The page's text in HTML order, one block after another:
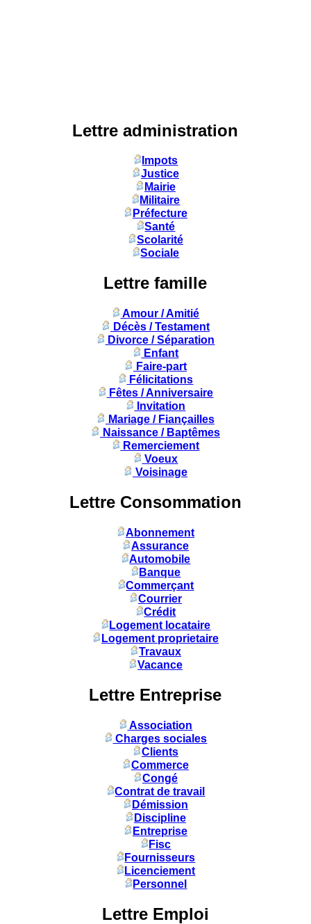
Lettre administration
Impots
Justice
Mairie
Militaire
Préfecture
Santé
Scolarité
Sociale
Lettre famille
Amour / Amitié
Décès / Testament
Divorce / Séparation
Enfant
Faire-part
Félicitations
Fêtes / Anniversaire
Invitation
Mariage / Fiançailles
Naissance / Baptêmes
Remerciement
Voeux
Voisinage
Lettre Consommation
Abonnement
Assurance
Automobile
Banque
Commerçant
Courrier
Crédit
Logement locataire
Logement proprietaire
Travaux
Vacance
Lettre Entreprise
Association
Charges sociales
Clients
Commerce
Congé
Contrat de travail
Démission
Discipline
Entreprise
Fisc
Fournisseurs
Licenciement
Personnel
Lettre Emploi